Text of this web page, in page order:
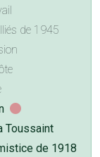
de 1945
Toussaint
de 1918